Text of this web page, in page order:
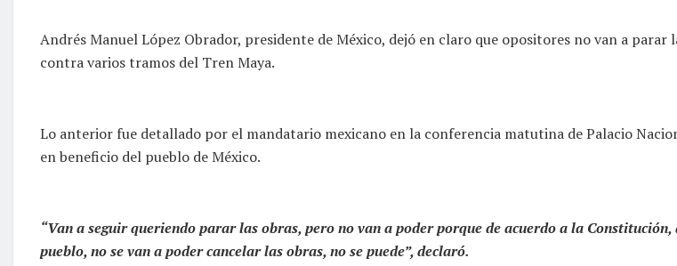
Andrés Manuel López Obrador, presidente de México, dejó en claro que opositores no van a
contra varios tramos del Tren Maya.
Lo anterior fue detallado por el mandatario mexicano en la conferencia matutina de Palacio
en beneficio del pueblo de México.
“Van a seguir queriendo parar las obras, pero no van a poder porque de acuerdo a la
pueblo, no se van a poder cancelar las obras, no se puede”, declaró.